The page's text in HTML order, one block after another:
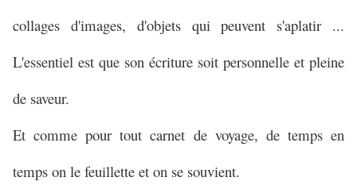
collages d'images, d'objets qui peuvent s'aplatir ...
L'essentiel est que son écriture soit personnelle et pleine
de saveur.
Et comme pour tout carnet de voyage, de temps en
temps on le feuillette et on se souvient.